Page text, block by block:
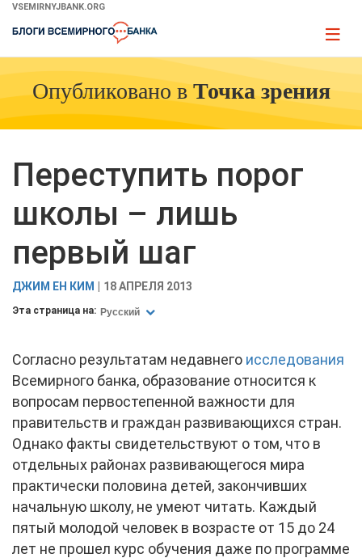
Skip
Main
VSEMIRNYJBANK.ORG
Page
Опубликовано в Точка зрения
Переступить порог
школы – лишь
первый шаг
ДЖИМ ЕН КИМ 18 АПРЕЛЯ 2013
Эта страница на: Русский
Согласно результатам недавнего исследования
Всемирного банка, образование относится к
вопросам первостепенной важности для
правительств и граждан развивающихся стран.
Однако факты свидетельствуют о том, что в
отдельных районах развивающегося мира
практически половина детей, закончивших
начальную школу, не умеют читать. Каждый
пятый молодой человек в возрасте от 15 до 24
лет не прошел курс обучения даже по программе